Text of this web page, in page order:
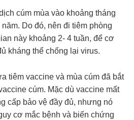
cúm mùa vào khoảng tháng
Do đó, nên đi tiêm phòng
này khoảng 2- 4 tuần, để cơ
kháng thể chống lại virus.
tiêm vaccine và mùa cúm đã bắt
cúm. Mặc dù vaccine mất
cấp bảo vệ đầy đủ, nhưng nó
cơ mắc bệnh và biến chứng